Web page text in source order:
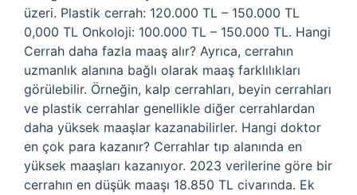
üzeri. Plastik cerrah: 120.000 TL – 150.000 TL
0,000 TL Onkoloji: 100.000 TL – 150.000 TL. Hangi
Cerrah daha fazla maaş alır? Ayrıca, cerrahın
uzmanlık alanına bağlı olarak maaş farklılıkları
görülebilir. Örneğin, kalp cerrahları, beyin cerrahları
ve plastik cerrahlar genellikle diğer cerrahlardan
daha yüksek maaşlar kazanabilirler. Hangi doktor
en çok para kazanır? Cerrahlar tıp alanında en
yüksek maaşları kazanıyor. 2023 verilerine göre bir
cerrahın en düşük maaşı 18.850 TL civarında. Ek